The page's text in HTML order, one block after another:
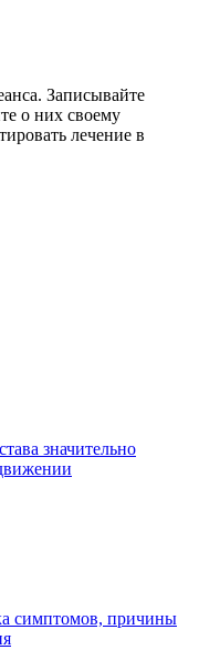
Записывайте
о них своему
лечение в
значительно
симптомов, причины